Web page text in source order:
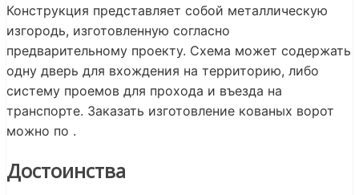
Конструкция представляет собой металлическую
изгородь, изготовленную согласно
предварительному проекту. Схема может содержать
одну дверь для вхождения на территорию, либо
систему проемов для прохода и въезда на
транспорте. Заказать изготовление кованых ворот
можно по .
Достоинства